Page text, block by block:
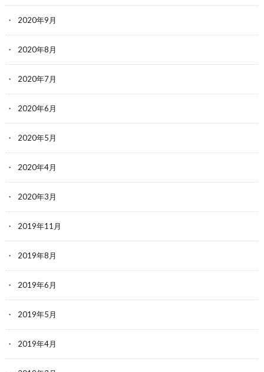
2020年9月
2020年8月
2020年7月
2020年6月
2020年5月
2020年4月
2020年3月
2019年11月
2019年8月
2019年6月
2019年5月
2019年4月